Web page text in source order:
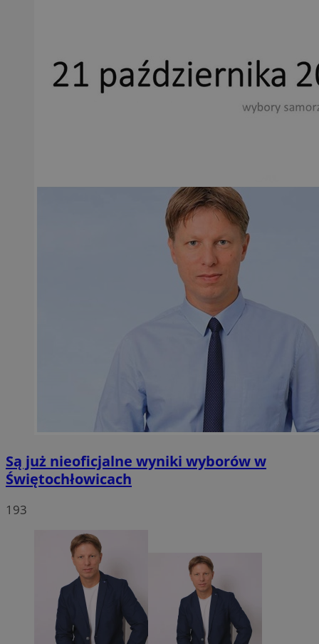
Są już nieoficjalne wyniki wyborów w
Świętochłowicach
193